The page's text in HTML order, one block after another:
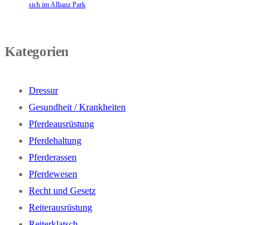
sich im Allianz Park
Kategorien
Dressur
Gesundheit / Krankheiten
Pferdeausrüstung
Pferdehaltung
Pferderassen
Pferdewesen
Recht und Gesetz
Reiterausrüstung